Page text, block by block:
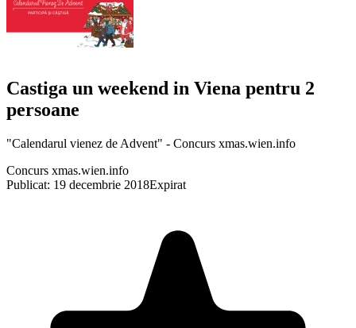
Castiga un weekend in Viena pentru 2
persoane
"Calendarul vienez de Advent" - Concurs xmas.wien.info
Concurs xmas.wien.info
Publicat: 19 decembrie 2018Expirat